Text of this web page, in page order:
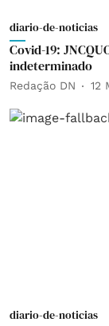
diario-de-noticias
Covid-19:
indeterminado
Redação DN 12
diario-de-noticias